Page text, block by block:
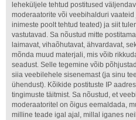
leheküljele tehtud postitused
moderaatorite või veebihalduri
inimeste poolt tehtud teated) ja siit
vastutavad. Sa nõustud mitte
laimavat, vihaõhutavat, ähvardavat,
mõnda muud materjali, mis võib
seadust. Selle tegemine võib
siia veebilehele sisenemast (ja sinu
ühendust). Kõikide postituste IP
tingimuste täitmist. Sa nõustud, et
moderaatoritel on õigus eemaldada,
milline teade igal ajal, millal iganes